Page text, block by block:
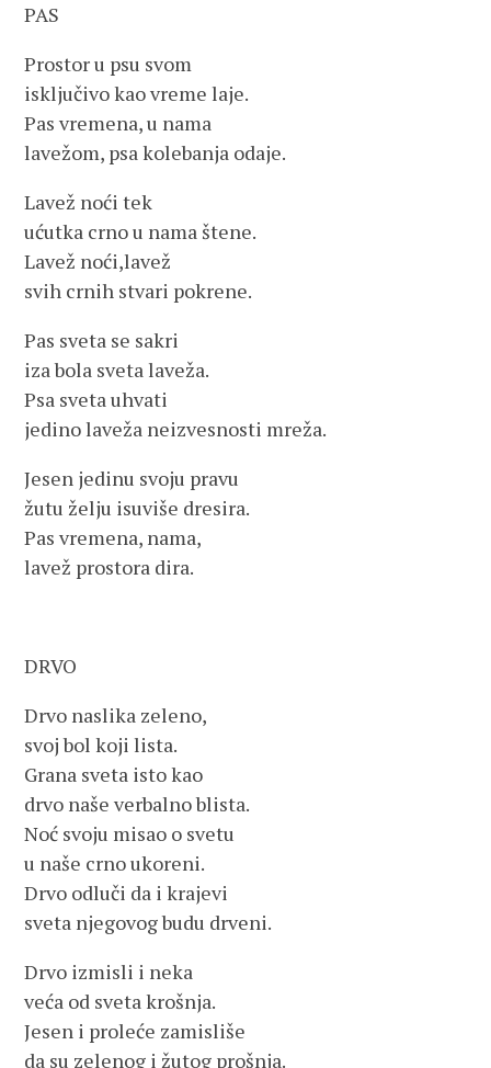
PAS
Prostor u psu svom
isključivo kao vreme laje.
Pas vremena, u nama
lavežom, psa kolebanja odaje.
Lavež noći tek
ućutka crno u nama štene.
Lavež noći,lavež
svih crnih stvari pokrene.
Pas sveta se sakri
iza bola sveta laveža.
Psa sveta uhvati
jedino laveža neizvesnosti mreža.
Jesen jedinu svoju pravu
žutu želju isuviše dresira.
Pas vremena, nama,
lavež prostora dira.
DRVO
Drvo naslika zeleno,
svoj bol koji lista.
Grana sveta isto kao
drvo naše verbalno blista.
Noć svoju misao o svetu
u naše crno ukoreni.
Drvo odluči da i krajevi
sveta njegovog budu drveni.
Drvo izmisli i neka
veća od sveta krošnja.
Jesen i proleće zamisliše
da su zelenog i žutog prošnja.